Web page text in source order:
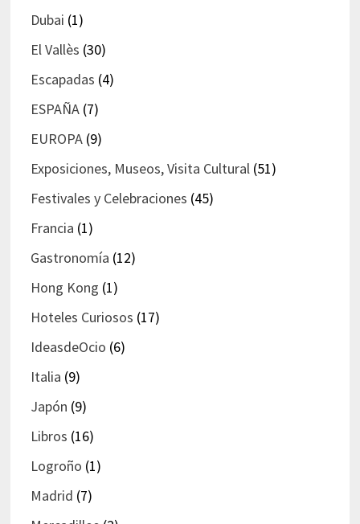
Dubai (1)
El Vallès (30)
Escapadas (4)
ESPAÑA(7)
EUROPA(9)
Exposiciones, Museos, Visita Cultural(51)
Festivales y Celebraciones (45)
Francia (1)
Gastronomía (12)
Hong Kong (1)
Hoteles Curiosos (17)
IdeasdeOcio (6)
Italia (9)
Japón (9)
Libros (16)
Logroño (1)
Madrid (7)